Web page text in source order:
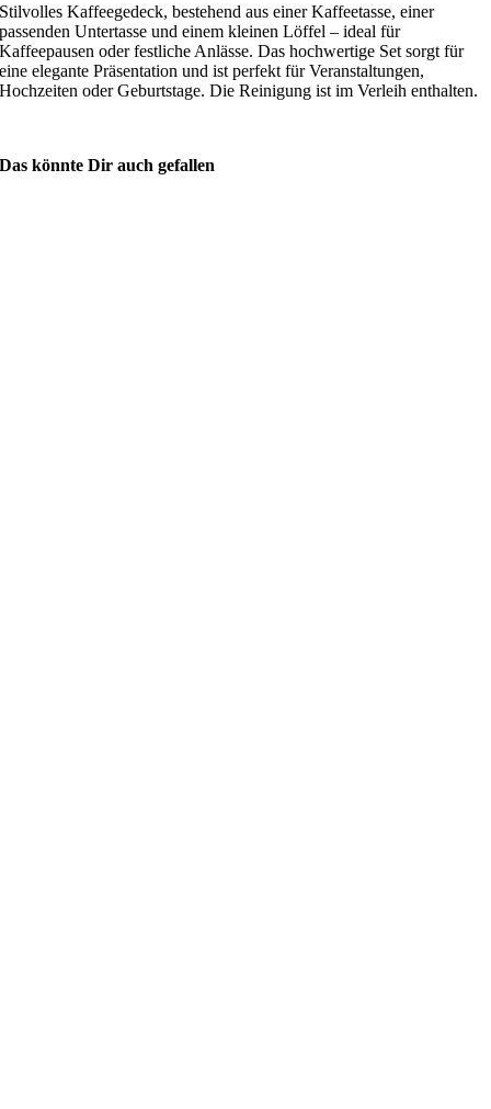
Stilvolles Kaffeegedeck, bestehend aus einer Kaffeetasse, einer
passenden Untertasse und einem kleinen Löffel – ideal für
Kaffeepausen oder festliche Anlässe. Das hochwertige Set sorgt für
eine elegante Präsentation und ist perfekt für Veranstaltungen,
Hochzeiten oder Geburtstage. Die Reinigung ist im Verleih enthalten.
Das könnte Dir auch gefallen